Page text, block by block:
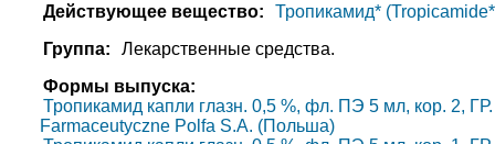
Действующее вещество:
Тропикамид*
Группа:
Лекарственные средства.
Формы выпуска:
Тропикамид капли глазн. 0,5 %, фл. ПЭ 5 мл, кор. 2,
Farmaceutyczne Polfa S.A. (Польша)